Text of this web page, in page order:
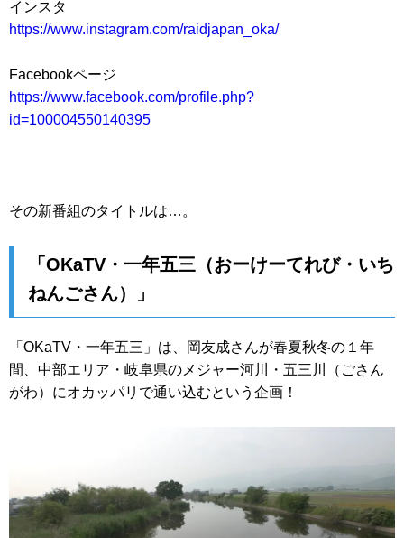
インスタ
https://www.instagram.com/raidjapan_oka/
Facebookページ
https://www.facebook.com/profile.php?
id=100004550140395
その新番組のタイトルは…。
「OKaTV・一年五三（おーけーてれび・いち
ねんごさん）」
「OKaTV・一年五三」は、岡友成さんが春夏秋冬の１年
間、中部エリア・岐阜県のメジャー河川・五三川（ごさん
がわ）にオカッパリで通い込むという企画！